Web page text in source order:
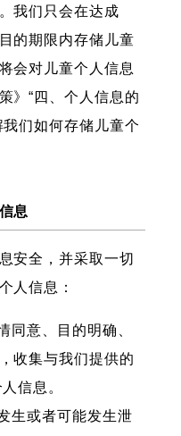
我们只会在达成
的期限内存储儿童
会对儿童个人信息
》“四、个人信息的
们如何存储儿童个
息
安全，并采取一切
人信息：
同意、目的明确、
收集与我们提供的
信息。
生或者可能发生泄